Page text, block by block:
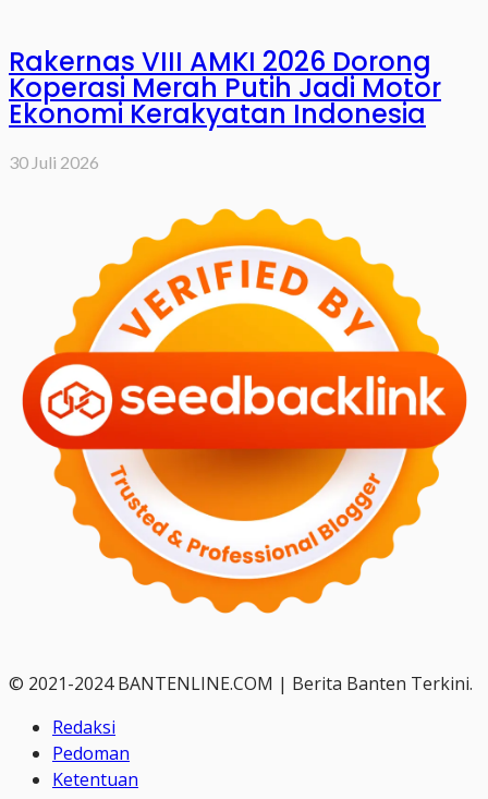
Rakernas VIII AMKI 2026 Dorong
Koperasi Merah Putih Jadi Motor
Ekonomi Kerakyatan Indonesia
30 Juli 2026
© 2021-2024 BANTENLINE.COM | Berita Banten Terkini.
Redaksi
Pedoman
Ketentuan